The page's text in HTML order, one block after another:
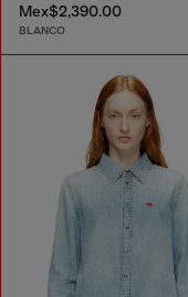
Mex$2,390.00
BLANCO